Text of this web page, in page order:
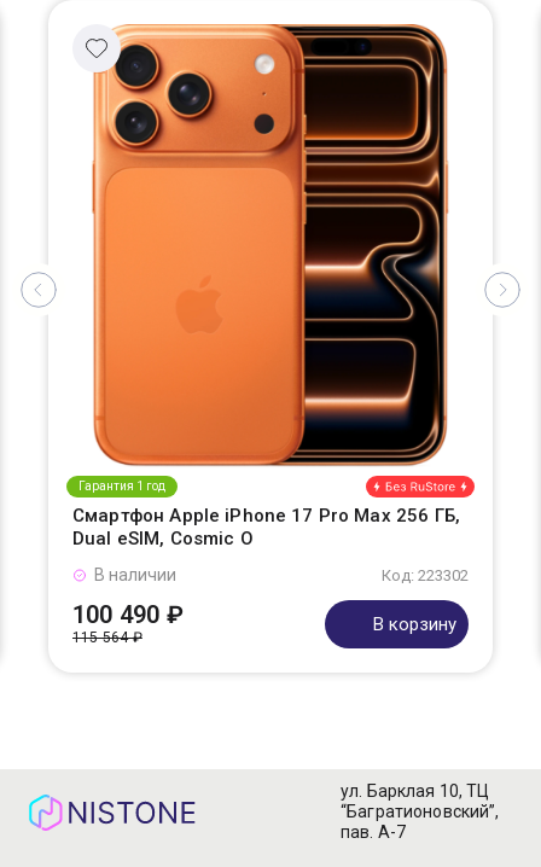
Гарантия 1 год
Смартфон Apple iPhone 17 Pro Max 256 ГБ,
Dual eSIM, Cosmic O
Код: 223302
В наличии
100 490 ₽
115 564 ₽
В корзину
ул. Барклая 10, ТЦ
“Багратионовский”,
пав. А-7